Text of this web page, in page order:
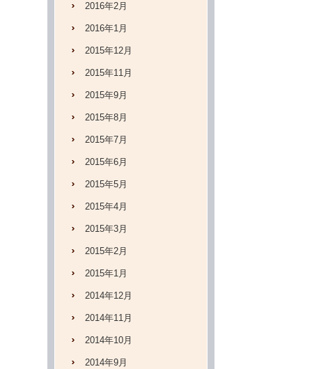
2016年2月
2016年1月
2015年12月
2015年11月
2015年9月
2015年8月
2015年7月
2015年6月
2015年5月
2015年4月
2015年3月
2015年2月
2015年1月
2014年12月
2014年11月
2014年10月
2014年9月